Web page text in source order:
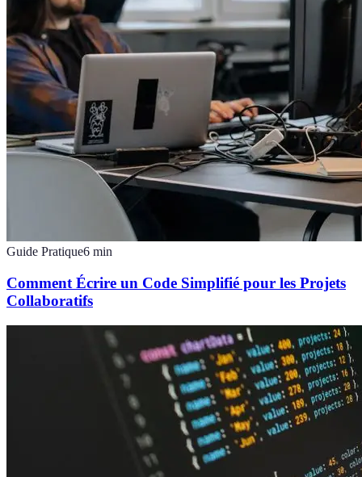
Guide Pratique6 min
Comment Écrire un Code Simplifié pour les Projets
Collaboratifs